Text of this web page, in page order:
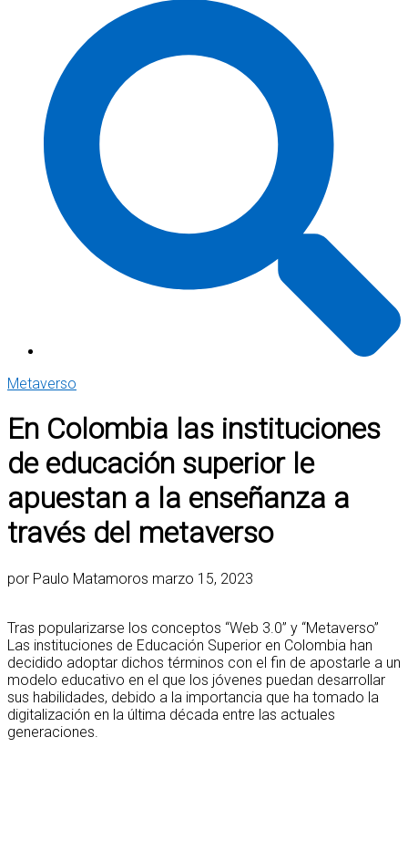
Metaverso
En Colombia las instituciones
de educación superior le
apuestan a la enseñanza a
través del metaverso
por Paulo Matamoros marzo 15, 2023
Tras popularizarse los conceptos “Web 3.0” y “Metaverso”
Las instituciones de Educación Superior en Colombia han
decidido adoptar dichos términos con el fin de apostarle a un
modelo educativo en el que los jóvenes puedan desarrollar
sus habilidades, debido a la importancia que ha tomado la
digitalización en la última década entre las actuales
generaciones.